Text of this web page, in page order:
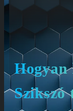
Hogyan
Szikszó